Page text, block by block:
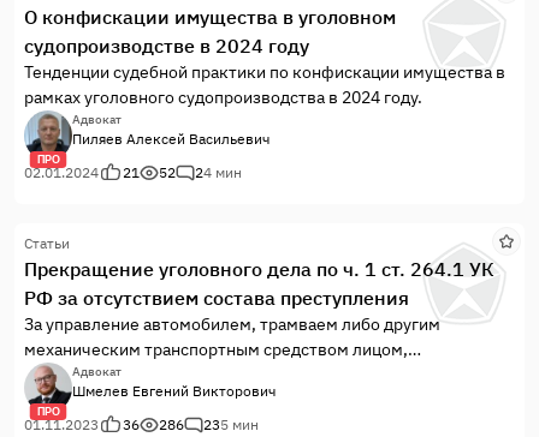
О конфискации имущества в уголовном
судопроизводстве в 2024 году
Тенденции судебной практики по конфискации имущества в
рамках уголовного судопроизводства в 2024 году.
ПРО
Адвокат
Пиляев Алексей Васильевич
02.01.2024
21 52 24 мин
Статьи
Прекращение уголовного дела по ч. 1 ст. 264.1 УК
РФ за отсутствием состава преступления
За управление автомобилем, трамваем либо другим
механическим транспортным средством лицом,
находящимся в состоянии
опьянения, подвергнутым административному наказанию за
управление транспортным средством в состоянии опьянения
ПРО
Адвокат
Шмелев Евгений Викторович
01.11.2023
36 286 235 мин